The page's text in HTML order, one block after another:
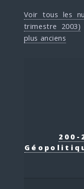
Voir tous les
trimestre 2003)
plus anciens
200-